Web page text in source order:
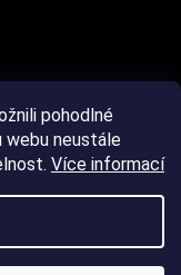
pohodlné
webu neustále
Více informací